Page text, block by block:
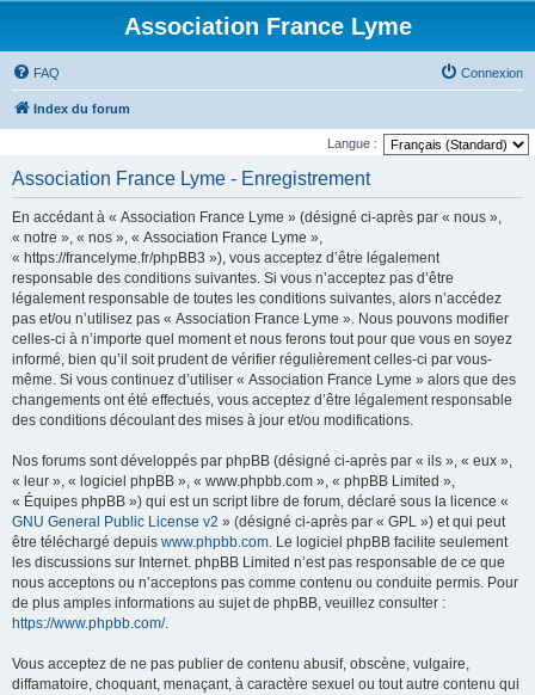
Association France Lyme
FAQ Connexion
Index du forum
Langue :
Association France Lyme - Enregistrement
En accédant à « Association France Lyme » (désigné ci-après par « nous »,
« notre », « nos », « Association France Lyme »,
« https://francelyme.fr/phpBB3 »), vous acceptez d’être légalement
responsable des conditions suivantes. Si vous n’acceptez pas d’être
légalement responsable de toutes les conditions suivantes, alors n’accédez
pas et/ou n’utilisez pas « Association France Lyme ». Nous pouvons modifier
celles-ci à n’importe quel moment et nous ferons tout pour que vous en soyez
informé, bien qu’il soit prudent de vérifier régulièrement celles-ci par vous-
même. Si vous continuez d’utiliser « Association France Lyme » alors que des
changements ont été effectués, vous acceptez d’être légalement responsable
des conditions découlant des mises à jour et/ou modifications.
Nos forums sont développés par phpBB (désigné ci-après par « ils », « eux »,
« leur », « logiciel phpBB », « www.phpbb.com », « phpBB Limited »,
« Équipes phpBB ») qui est un script libre de forum, déclaré sous la licence «
GNU General Public License v2 » (désigné ci-après par « GPL ») et qui peut
être téléchargé depuis www.phpbb.com. Le logiciel phpBB facilite seulement
les discussions sur Internet. phpBB Limited n’est pas responsable de ce que
nous acceptons ou n’acceptons pas comme contenu ou conduite permis. Pour
de plus amples informations au sujet de phpBB, veuillez consulter :
https://www.phpbb.com/.
Vous acceptez de ne pas publier de contenu abusif, obscène, vulgaire,
diffamatoire, choquant, menaçant, à caractère sexuel ou tout autre contenu qui